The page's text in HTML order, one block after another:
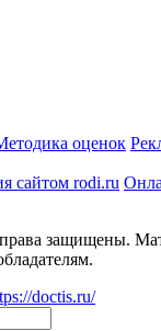
оценок
сайтом rodi.ru
защищены.
doctis.ru/